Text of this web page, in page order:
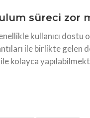
süreci zor
kullanıcı dostu
ile birlikte gelen
ile kolayca